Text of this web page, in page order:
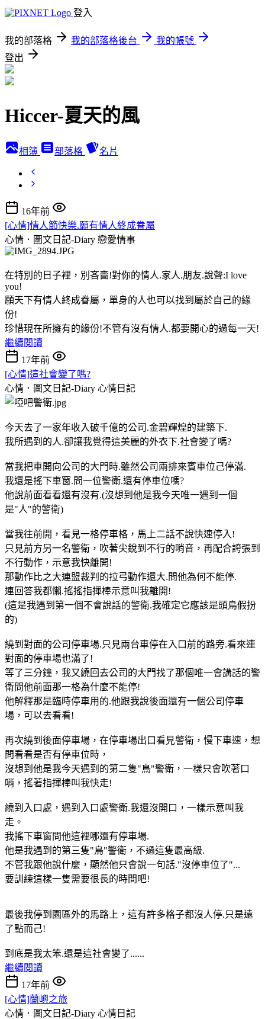
登入
我的部落格 我的部落格後台
我的帳號
登出
Hiccer-夏天的風
相簿 部落格 名片
16年前
[心情]情人節快樂.願有情人終成眷屬
心情．圖文日記-Diary 戀愛情事
在特別的日子裡，別吝嗇!對你的情人.家人.朋友.說聲:I love
you!
願天下有情人終成眷屬，單身的人也可以找到屬於自己的緣
份!
珍惜現在所擁有的緣份!不管有沒有情人.都要開心的過每一天!
繼續閱讀
17年前
[心情]這社會變了嗎?
心情．圖文日記-Diary 心情日記
今天去了一家年收入破千億的公司.金碧輝煌的建築下.
我所遇到的人.卻讓我覺得這美麗的外衣下.社會變了嗎?
當我把車開向公司的大門時.雖然公司兩排來賓車位己停滿.
我還是搖下車窗.問一位警衛.還有停車位嗎?
他說前面看看還有沒有.(沒想到他是我今天唯一遇到一個
是"人"的警衛)
當我往前開，看見一格停車格，馬上二話不說快速停入!
只見前方另一名警衛，吹著尖銳到不行的哨音，再配合誇張到
不行動作，示意我快離開!
那動作比之大連盟裁判的拉弓動作還大.問他為何不能停.
連回答我都懶.搖搖指揮棒示意叫我離開!
(這是我遇到第一個不會說話的警衛.我確定它應該是頭鳥假扮
的)
繞到對面的公司停車場.只見兩台車停在入口前的路旁.看來連
對面的停車場也滿了!
等了三分鐘，我又繞回去公司的大門找了那個唯一會講話的警
衛問他前面那一格為什麼不能停!
他解釋那是臨時停車用的.他跟我說後面還有一個公司停車
場，可以去看看!
再次繞到後面停車場，在停車場出口看見警衛，慢下車速，想
問看看是否有停車位時，
沒想到他是我今天遇到的第二隻"鳥"警衛，一樣只會吹著口
哨，搖著指揮棒叫我快走!
繞到入口處，遇到入口處警衛.我還沒開口，一樣示意叫我
走。
我搖下車窗問他這裡哪還有停車場.
他是我遇到的第三隻"鳥"警衛，不過這隻最高級.
不管我跟他說什麼，顯然他只會說一句話."沒停車位了"...
要訓練這樣一隻需要很長的時間吧!
最後我停到園區外的馬路上，這有許多格子都沒人停.只是遠
了點而己!
到底是我太笨.還是這社會變了......
繼續閱讀
17年前
[心情]蘭嶼之旅
心情．圖文日記-Diary 心情日記